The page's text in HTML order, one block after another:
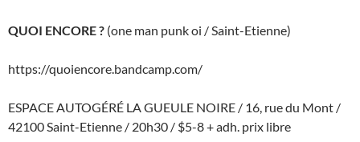
QUOI ENCORE ? (one man punk oi / Saint-Etienne)
https://quoiencore.bandcamp.com/
ESPACE AUTOGÉRÉ LA GUEULE NOIRE / 16, rue du Mont /
42100 Saint-Etienne / 20h30 / $5-8 + adh. prix libre